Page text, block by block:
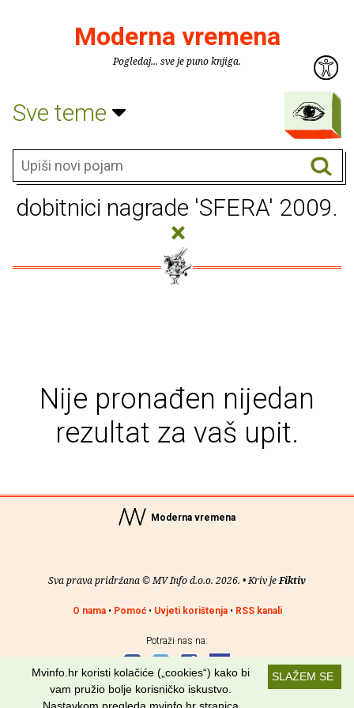
Moderna vremena
Pogledaj... sve je puno knjiga.
Sve teme
dobitnici nagrade 'SFERA' 2009.
×
Nije pronađen nijedan
rezultat za vaš upit.
Moderna vremena
Sva prava pridržana © MV Info d.o.o. 2026. • Kriv jeFiktiv
O nama• Pomoć• Uvjeti korištenja• RSS kanali
Potraži nas na:
SLAŽEM SE
Mvinfo.hr koristi kolačiće („cookies“) kako bi
vam pružio bolje korisničko iskustvo.